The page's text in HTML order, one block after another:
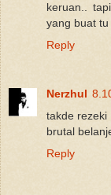
keruan..
yang buat
Reply
Nerzhul
takde rezeki
brutal
Reply